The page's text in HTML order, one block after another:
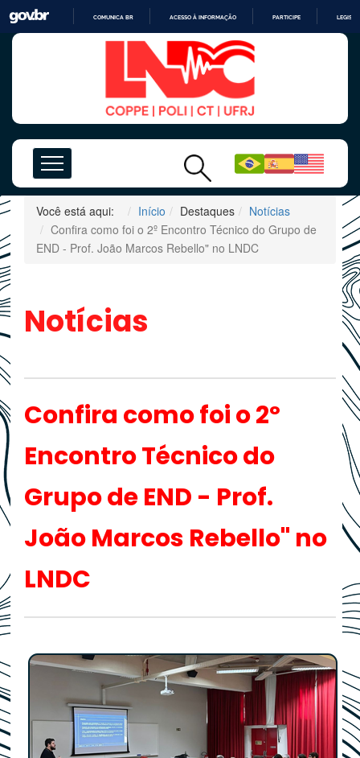
IR
PARA
O
CONTEÚDO
COMUNICA BR ACESSO À INFORMAÇÃO PARTICIPE
Você está aqui: Início Destaques
Notícias
Confira como foi o 2º Encontro Técnico do Grupo de
END - Prof. João Marcos Rebello" no LNDC
Notícias
Confira como foi o 2º
Encontro Técnico do
Grupo de END - Prof.
João Marcos Rebello" no
LNDC